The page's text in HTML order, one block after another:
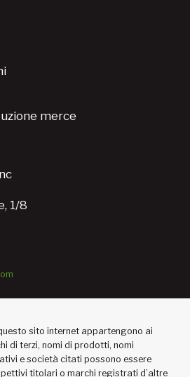
merce
1/8
sito internet appartengono ai
di terzi, nomi di prodotti, nomi
e società citati possono essere
titolari o marchi registrati d’altre